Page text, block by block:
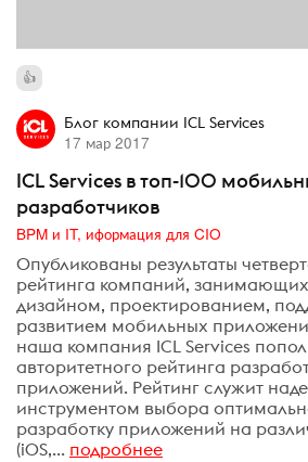
Блог компании ICL Services
17 мар 2017
ICL Services в топ-100
разработчиков
BPM и IT, иформация для CIO
Опубликованы результаты
рейтинга компаний,
дизайном, проектированием,
развитием мобильных
наша компания ICL Services
авторитетного рейтинга
приложений. Рейтинг служит
инструментом выбора
разработку приложений на
(iOS,... подробнее